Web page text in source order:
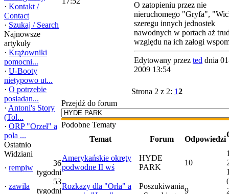
· Kontakt /
Contact
· Szukaj / Search
Najnowsze
artykuły
· Krążowniki
pomocni...
· U-Booty
nietypowo ut...
· O potrzebie
posiadan...
· Antoni's Story
(Tol...
· ORP "Orzeł" a
pola ...
Ostatnio
Widziani
· rempiw
36
tygodni
· zawila
53
tygodni
O zatopieniu przez nie
nieruchomego "Gryfa",
szeregu innych jednostek
nawodnych w portach aż
względu na ich załogi
Edytowany przez ted dnia
2009 13:54
Strona 2 z 2: 12
Przejdź do forum
Podobne Tematy
Temat
Forum Odpowiedzi
Amerykańskie okręty
podwodne II wś
HYDE
PARK
10
Rozkazy dla "Orła" a
Poszukiwania
9